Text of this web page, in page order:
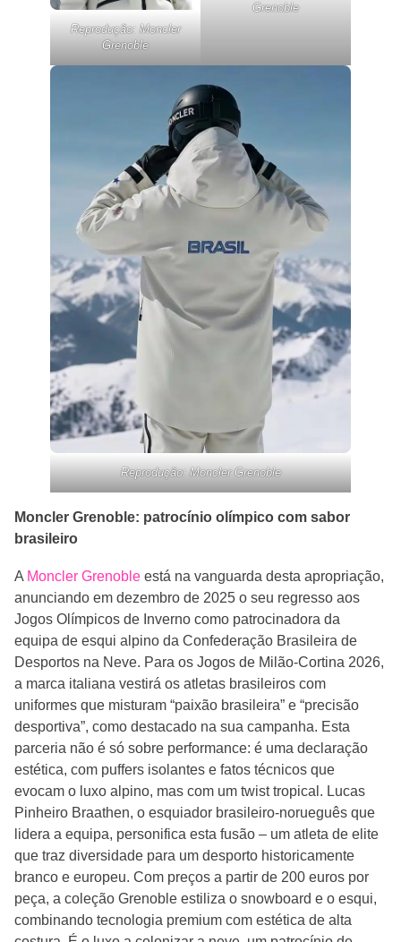
Reprodução: Moncler
Grenoble
Grenoble
Reprodução: Moncler Grenoble
Moncler Grenoble: patrocínio olímpico com sabor
brasileiro
A Moncler Grenoble está na vanguarda desta apropriação,
anunciando em dezembro de 2025 o seu regresso aos
Jogos Olímpicos de Inverno como patrocinadora da
equipa de esqui alpino da Confederação Brasileira de
Desportos na Neve. Para os Jogos de Milão-Cortina 2026,
a marca italiana vestirá os atletas brasileiros com
uniformes que misturam “paixão brasileira” e “precisão
desportiva”, como destacado na sua campanha. Esta
parceria não é só sobre performance: é uma declaração
estética, com puffers isolantes e fatos técnicos que
evocam o luxo alpino, mas com um twist tropical. Lucas
Pinheiro Braathen, o esquiador brasileiro-norueguês que
lidera a equipa, personifica esta fusão – um atleta de elite
que traz diversidade para um desporto historicamente
branco e europeu. Com preços a partir de 200 euros por
peça, a coleção Grenoble estiliza o snowboard e o esqui,
combinando tecnologia premium com estética de alta